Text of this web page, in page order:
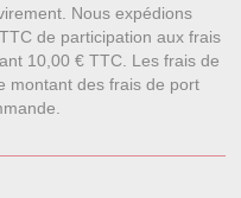
Nous expédions
de participation aux frais
10,00 € TTC. Les frais de
montant des frais de port